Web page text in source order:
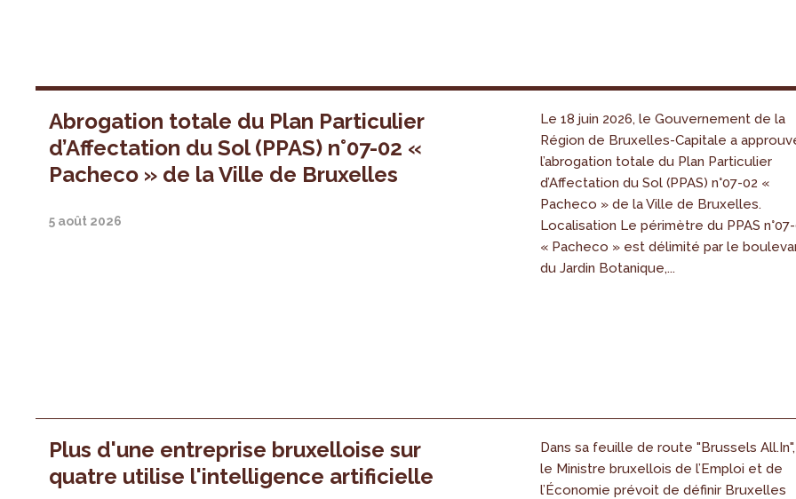
Abrogation totale du Plan Particulier
d’Affectation du Sol (PPAS) n°07-02 «
Pacheco » de la Ville de Bruxelles
5 août 2026
Le 18 juin 2026, le Gouvernement de la
Région de Bruxelles-Capitale a
l’abrogation totale du Plan Particulier
d’Affectation du Sol (PPAS) n°07-02 «
Pacheco » de la Ville de Bruxelles.
Localisation Le périmètre du PPAS
« Pacheco » est délimité par le
du Jardin Botanique,...
Plus d'une entreprise bruxelloise sur
quatre utilise l'intelligence artificielle
Dans sa feuille de route "Brussels All.In",
le Ministre bruxellois de l’Emploi et de
l’Économie prévoit de définir Bruxelles